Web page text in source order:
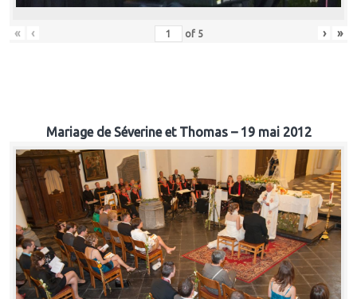
« ‹ of 5 › »
Mariage de Séverine et Thomas – 19 mai 2012